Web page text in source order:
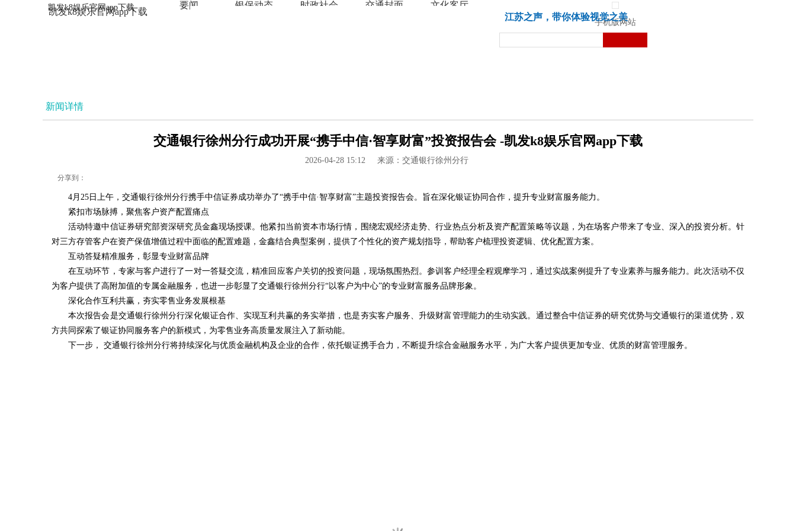
凯发k8娱乐官网app下载
凯发k8娱乐官网app下载
要闻 银保动态 时政社会 交通封面 文化客厅
手机版网站
江苏之声，带你体验视觉之美
新闻详情
交通银行徐州分行成功开展“携手中信·智享财富”投资报告会 -凯发k8娱乐官网app下载
2026-04-28 15:12 来源：交通银行徐州分行
分享到：
4月25日上午，交通银行徐州分行携手中信证券成功举办了“携手中信·智享财富”主题投资报告会。旨在深化银证协同合作，提升专业财富服务能力。
紧扣市场脉搏，聚焦客户资产配置痛点
活动特邀中信证券研究部资深研究员金鑫现场授课。他紧扣当前资本市场行情，围绕宏观经济走势、行业热点分析及资产配置策略等议题，为在场客户带来了专业、深入的投资分析。针
对三方存管客户在资产保值增值过程中面临的配置难题，金鑫结合典型案例，提供了个性化的资产规划指导，帮助客户梳理投资逻辑、优化配置方案。
互动答疑精准服务，彰显专业财富品牌
在互动环节，专家与客户进行了一对一答疑交流，精准回应客户关切的投资问题，现场氛围热烈。参训客户经理全程观摩学习，通过实战案例提升了专业素养与服务能力。此次活动不仅
为客户提供了高附加值的专属金融服务，也进一步彰显了交通银行徐州分行“以客户为中心”的专业财富服务品牌形象。
深化合作互利共赢，夯实零售业务发展根基
本次报告会是交通银行徐州分行深化银证合作、实现互利共赢的务实举措，也是夯实客户服务、升级财富管理能力的生动实践。通过整合中信证券的研究优势与交通银行的渠道优势，双
方共同探索了银证协同服务客户的新模式，为零售业务高质量发展注入了新动能。
下一步， 交通银行徐州分行将持续深化与优质金融机构及企业的合作，依托银证携手合力，不断提升综合金融服务水平，为广大客户提供更加专业、优质的财富管理服务。